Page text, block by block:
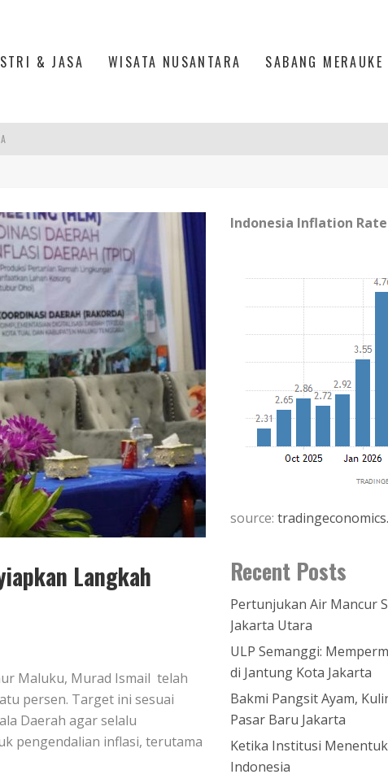
& JASA WISATA NUSANTARA SABANG MERAUKE
Langkah
Maluku, Murad Ismail telah
persen. Target ini sesuai
Daerah agar selalu
pengendalian inflasi, terutama
Indonesia Inflation Rate
source:
Recent Posts
Pertunjukan Air Mancur
Jakarta Utara
ULP Semanggi:
di Jantung Kota Jakarta
Bakmi Pangsit Ayam,
Pasar Baru Jakarta
Ketika Institusi
Indonesia